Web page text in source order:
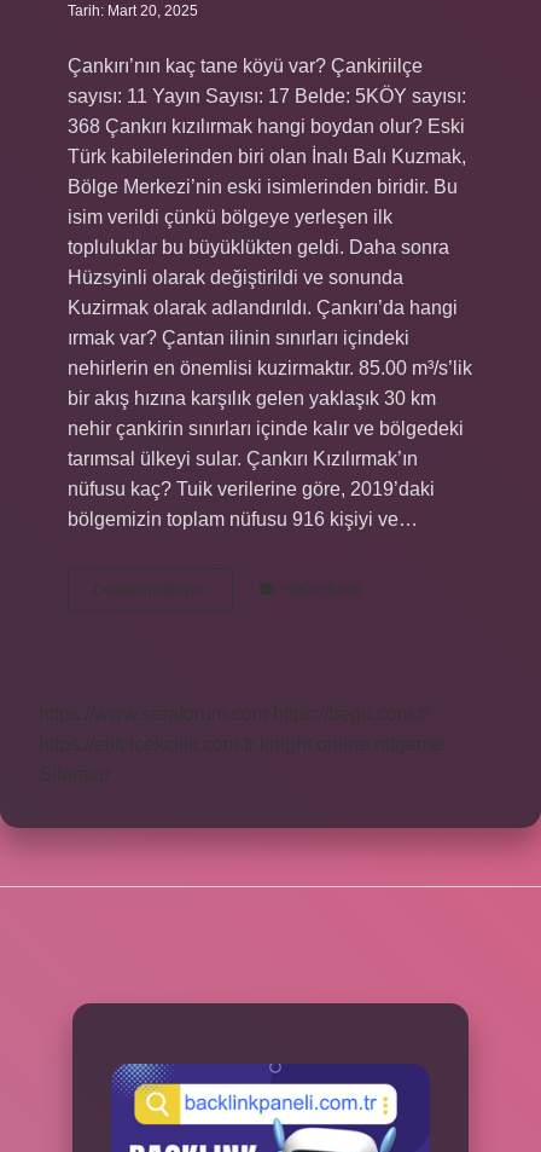
Tarih: Mart 20, 2025
Çankırı’nın kaç tane köyü var? Çankiriilçe
sayısı: 11 Yayın Sayısı: 17 Belde: 5KÖY sayısı:
368 Çankırı kızılırmak hangi boydan olur? Eski
Türk kabilelerinden biri olan İnalı Balı Kuzmak,
Bölge Merkezi’nin eski isimlerinden biridir. Bu
isim verildi çünkü bölgeye yerleşen ilk
topluluklar bu büyüklükten geldi. Daha sonra
Hüzsyinli olarak değiştirildi ve sonunda
Kuzirmak olarak adlandırıldı. Çankırı’da hangi
ırmak var? Çantan ilinin sınırları içindeki
nehirlerin en önemlisi kuzirmaktır. 85.00 m³/s’lik
bir akış hızına karşılık gelen yaklaşık 30 km
nehir çankirin sınırları içinde kalır ve bölgedeki
tarımsal ülkeyi sular. Çankırı Kızılırmak’ın
nüfusu kaç? Tuik verilerine göre, 2019’daki
bölgemizin toplam nüfusu 916 kişiyi ve…
Devamını okuyun
Kızılırmak
Yorum Bırak
https://www.seraforum.com
https://begu.com.tr
https://elifcicekcilik.com.tr knight online
nttgame
Sitemap